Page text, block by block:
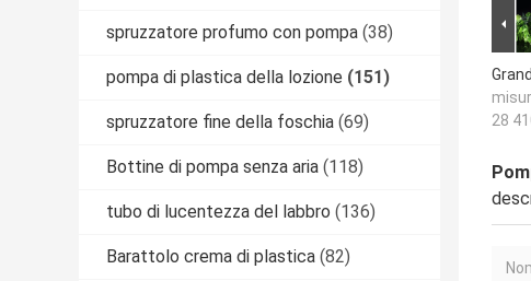
spruzzatore profumo con pompa (38)
pompa di plastica della lozione (151)
spruzzatore fine della foschia (69)
Bottine di pompa senza aria (118)
tubo di lucentezza del labbro (136)
Barattolo crema di plastica (82)
28